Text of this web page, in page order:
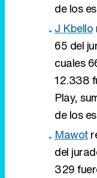
de los
J Kbello
65 del
cuales
12.338
Play,
de los
Mawot
del
329